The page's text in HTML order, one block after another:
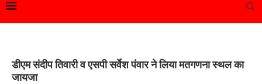
डीएम संदीप तिवारी व एसपी सर्वेश पंवार ने लिया मतगणना स्थल का
जायजा